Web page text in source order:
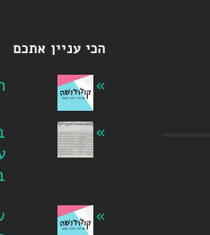
הכי עניין אתכם